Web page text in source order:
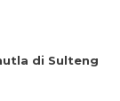
di Sulteng